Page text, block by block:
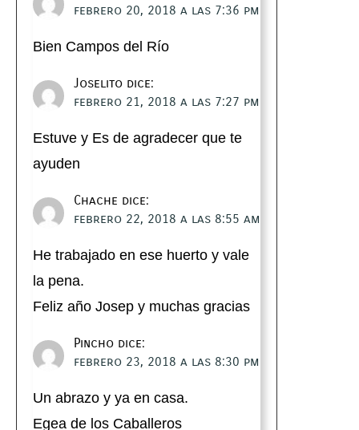
febrero 20, 2018 a las 7:36 pm
Bien Campos del Río
Joselito dice:
febrero 21, 2018 a las 7:27 pm
Estuve y Es de agradecer que te
ayuden
Chache dice:
febrero 22, 2018 a las 8:55 am
He trabajado en ese huerto y vale
la pena.
Feliz año Josep y muchas gracias
Pincho dice:
febrero 23, 2018 a las 8:30 pm
Un abrazo y ya en casa.
Egea de los Caballeros